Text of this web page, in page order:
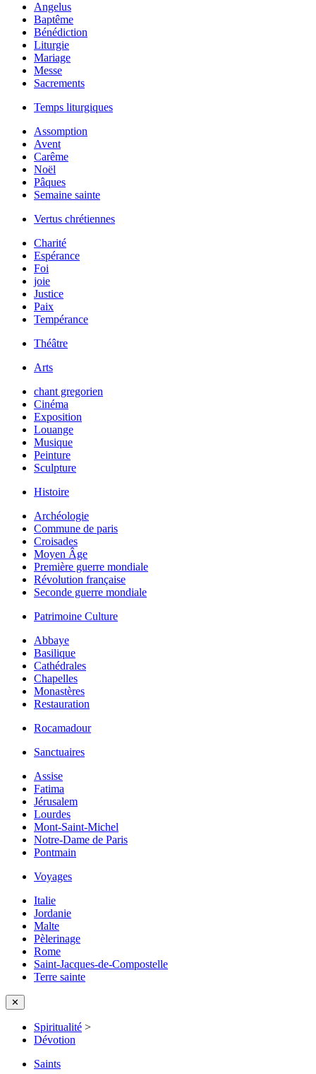
Angelus
Baptême
Bénédiction
Liturgie
Mariage
Messe
Sacrements
Temps liturgiques
Assomption
Avent
Carême
Noël
Pâques
Semaine sainte
Vertus chrétiennes
Charité
Espérance
Foi
joie
Justice
Paix
Tempérance
Théâtre
Arts
chant gregorien
Cinéma
Exposition
Louange
Musique
Peinture
Sculpture
Histoire
Archéologie
Commune de paris
Croisades
Moyen Âge
Première guerre mondiale
Révolution française
Seconde guerre mondiale
Patrimoine Culture
Abbaye
Basilique
Cathédrales
Chapelles
Monastères
Restauration
Rocamadour
Sanctuaires
Assise
Fatima
Jérusalem
Lourdes
Mont-Saint-Michel
Notre-Dame de Paris
Pontmain
Voyages
Italie
Jordanie
Malte
Pèlerinage
Rome
Saint-Jacques-de-Compostelle
Terre sainte
✕
Spiritualité >
Dévotion
Saints